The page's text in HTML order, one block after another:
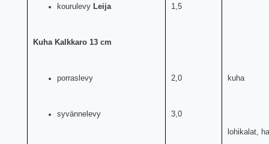
kourulevy Leija 1,5
Kuha Kalkkaro 13 cm
porraslevy 2,0 kuha
syvännelevy
3,0
lohikalat,